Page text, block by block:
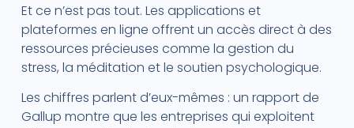
Et ce n’est pas tout. Les applications et
plateformes en ligne offrent un accès direct à des
ressources précieuses comme la gestion du
stress, la méditation et le soutien psychologique.
Les chiffres parlent d’eux-mêmes : un rapport de
Gallup montre que les entreprises qui exploitent